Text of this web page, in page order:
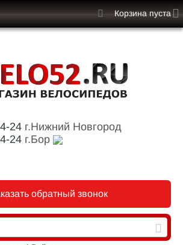
24 г.Нижний Новгород
24 г.Бор
обратный звонок
Корзина пуста